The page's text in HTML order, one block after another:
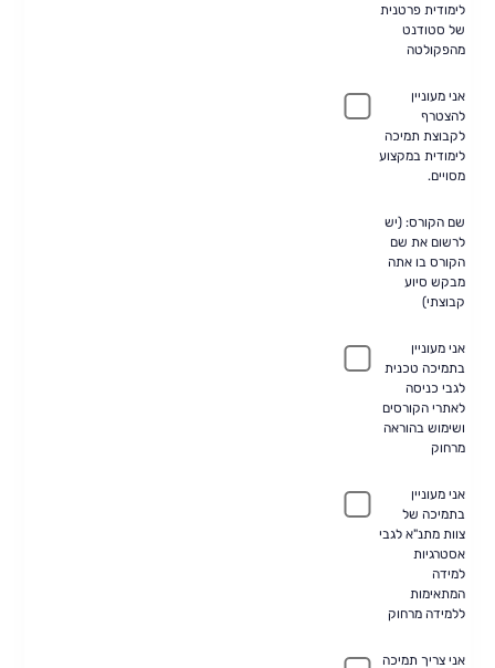
לימודית פרטנית
של סטודנט
מהפקולטה
אני מעוניין
להצטרף
לקבוצת תמיכה
לימודית במקצוע
מסויים.
שם הקורס: (יש
לרשום את שם
הקורס בו אתה
מבקש סיוע
קבוצתי)
אני מעוניין
בתמיכה טכנית
לגבי כניסה
לאתרי הקורסים
ושימוש בהוראה
מרחוק
אני מעוניין
בתמיכה של
צוות מתנ"א לגבי
אסטרגיות
למידה
המתאימות
ללמידה מרחוק
אני צריך תמיכה